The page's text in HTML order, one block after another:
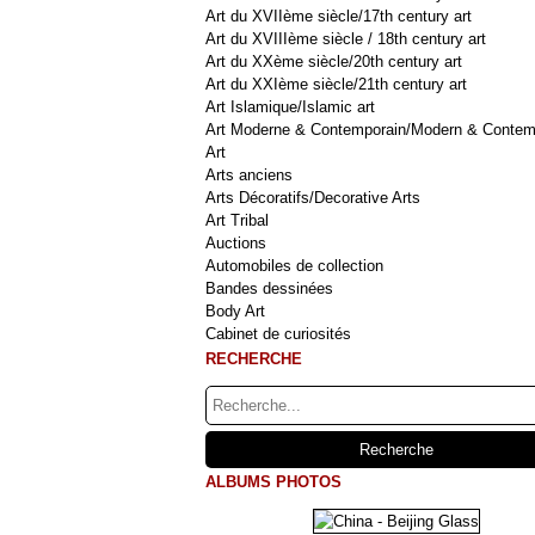
Art du XVIIème siècle/17th century art
Art du XVIIIème siècle / 18th century art
Art du XXème siècle/20th century art
Art du XXIème siècle/21th century art
Art Islamique/Islamic art
Art Moderne & Contemporain/Modern &
Art
Arts anciens
Arts Décoratifs/Decorative Arts
Art Tribal
Auctions
Automobiles de collection
Bandes dessinées
Body Art
Cabinet de curiosités
RECHERCHE
ALBUMS PHOTOS